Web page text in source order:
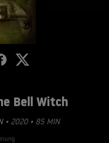
Bell Witch
• 2020 • 85 MIN